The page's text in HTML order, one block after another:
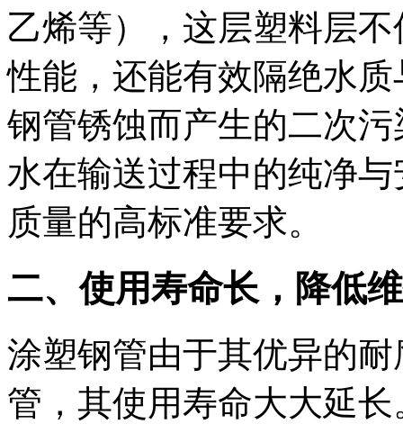
乙烯等），这层塑料层
性能，还能有效隔绝水
钢管锈蚀而产生的二次
水在输送过程中的纯净
质量的高标准要求。
二、使用寿命长，降低
涂塑钢管由于其优异的
管，其使用寿命大大延